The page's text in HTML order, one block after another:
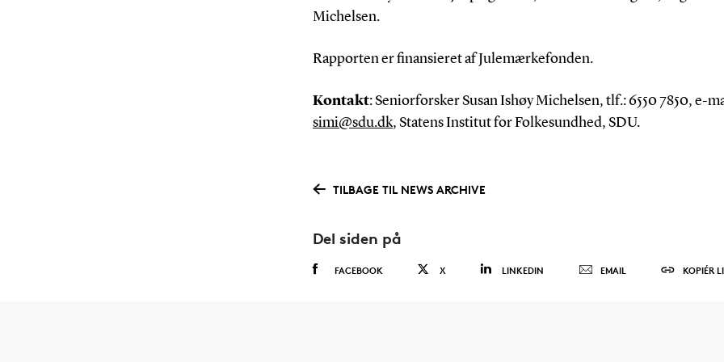
Michelsen.
Rapporten er finansieret af Julemærkefonden.
Kontakt: Seniorforsker Susan Ishøy Michelsen, tlf.: 6550 7850, e-
simi@sdu.dk, Statens Institut for Folkesundhed, SDU.
TILBAGE TIL NEWS ARCHIVE
Del siden på
FACEBOOK X LINKEDIN EMAIL KOPIÉR